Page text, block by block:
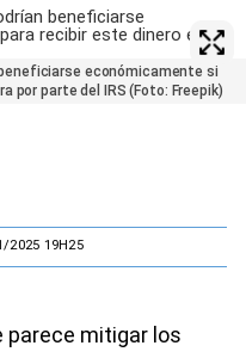
económicamente si
por parte del IRS (Foto: Freepik)
2025 19H25
parece mitigar los